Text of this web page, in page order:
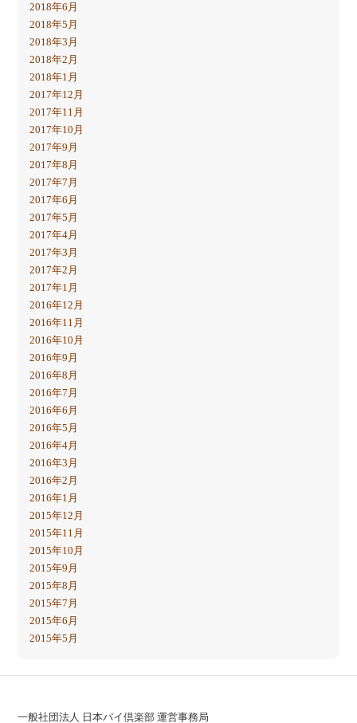
2018年6月
2018年5月
2018年3月
2018年2月
2018年1月
2017年12月
2017年11月
2017年10月
2017年9月
2017年8月
2017年7月
2017年6月
2017年5月
2017年4月
2017年3月
2017年2月
2017年1月
2016年12月
2016年11月
2016年10月
2016年9月
2016年8月
2016年7月
2016年6月
2016年5月
2016年4月
2016年3月
2016年2月
2016年1月
2015年12月
2015年11月
2015年10月
2015年9月
2015年8月
2015年7月
2015年6月
2015年5月
一般社団法人 日本パイ倶楽部 運営事務局